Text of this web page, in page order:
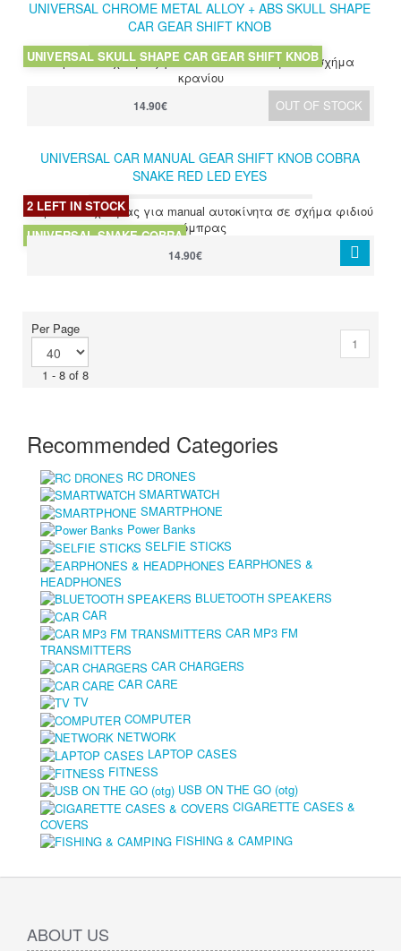
UNIVERSAL CHROME METAL ALLOY + ABS SKULL SHAPE
CAR GEAR SHIFT KNOB
Χερούλι ταχύτητας για όλα τα αυτοκίνητα σε σχήμα
κρανίου
UNIVERSAL SKULL SHAPE CAR GEAR SHIFT KNOB
OUT OF STOCK
14.90€
UNIVERSAL CAR MANUAL GEAR SHIFT KNOB COBRA
SNAKE RED LED EYES
Χερούλι ταχύτητας για manual αυτοκίνητα σε σχήμα φιδιού
κόμπρας
2 LEFT IN STOCK
UNIVERSAL SNAKE COBRA
14.90€
Per Page
1 - 8 of 8
1
Recommended Categories
RC DRONES
SMARTWATCH
SMARTPHONE
Power Banks
SELFIE STICKS
EARPHONES &
HEADPHONES
BLUETOOTH SPEAKERS
CAR
CAR MP3 FM
TRANSMITTERS
CAR CHARGERS
CAR CARE
TV
COMPUTER
NETWORK
LAPTOP CASES
FITNESS
USB ON THE GO (otg)
CIGARETTE CASES &
COVERS
FISHING & CAMPING
ABOUT US